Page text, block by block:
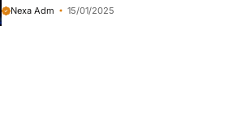
Nexa Adm 15/01/2025